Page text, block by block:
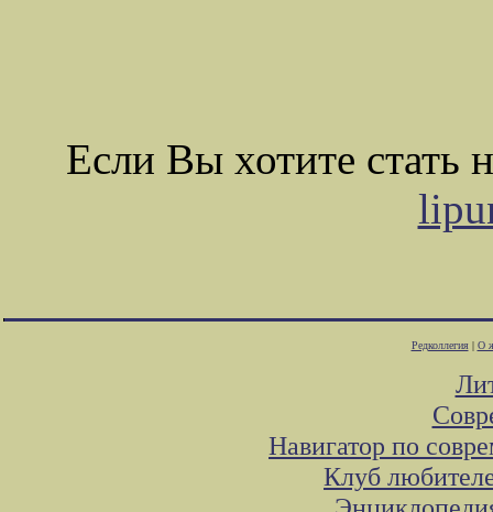
Если Вы хотите стать
Редколлегия| О
Навигатор по
Клуб